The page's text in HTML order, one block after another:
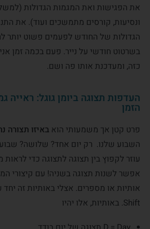
את הפגישות ואת המגמות הגדולות
ונסיעות, קורסים מתמשכים ועוד). את
הגדולות של החודש לפעמים פשוט יותר
בשרטוט חודשי על נייר. פעם בכמה זמן
כזה, ומעדכנת אותו פה ושם.
העדפות תצוגה ביומן גוגל: ראייה
הזמן
פרט קטן אך משמעותי הוא באיזו תצורה
השבוע שלנו. רק יום אחד? שלושה?
עוזר לקפוץ בין תצוגה לתצוגה כדי לראות
אפשר לשנות תצוגה בשניה! עם קיצורי
אותיות או מספרים. אצלי באותיות זה
Shift. באותיות, אלו יהיו